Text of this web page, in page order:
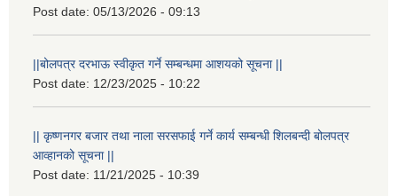
Post date: 05/13/2026 - 09:13
||बोलपत्र दरभाऊ स्वीकृत गर्ने सम्बन्धमा आशयको सूचना ||
Post date: 12/23/2025 - 10:22
|| कृष्णनगर बजार तथा नाला सरसफाई गर्ने कार्य सम्बन्धी शिलबन्दी बोलपत्र
आव्हानको सूचना ||
Post date: 11/21/2025 - 10:39